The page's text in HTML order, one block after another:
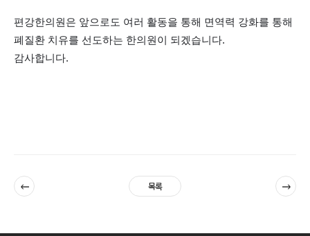
편강한의원은 앞으로도 여러 활동을 통해 면역력 강화를 통해
폐질환 치유를 선도하는 한의원이 되겠습니다.
감사합니다.
이전 목록 다음